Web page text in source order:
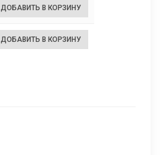
ДОБАВИТЬ В КОРЗИНУ
ДОБАВИТЬ В КОРЗИНУ